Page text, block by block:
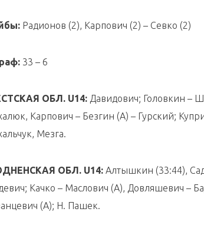
Радионов (2), Карпович (2) – Севко (2)
33 – 6
ОБЛ. U14: Давидович; Головкин –
Карпович – Безгин (А) – Гурский;
Мезга.
ОБЛ. U14: Алтышкин (33:44),
Качко – Маслович (А), Довляшевич –
(А); Н. Пашек.